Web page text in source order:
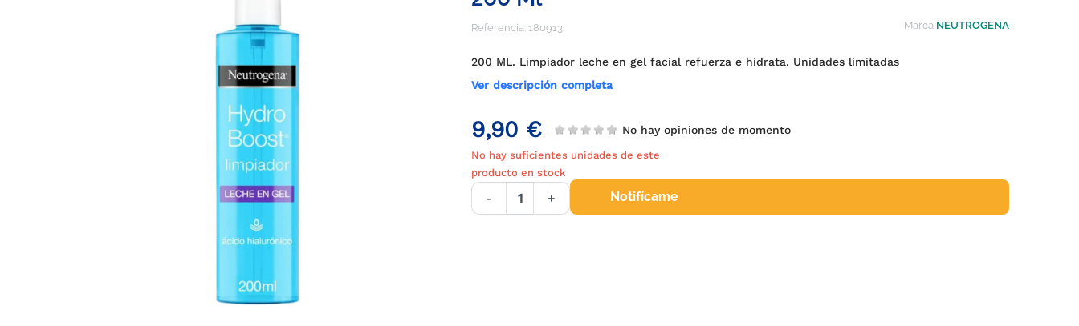
Referencia: 180913 Marca NEUTROGENA
200 ML. Limpiador leche en gel facial refuerza e hidrata. Unidades limitadas
Ver descripción completa
9,90 € No hay opiniones de momento
No hay suficientes unidades de este
producto en stock
- + Notifícame